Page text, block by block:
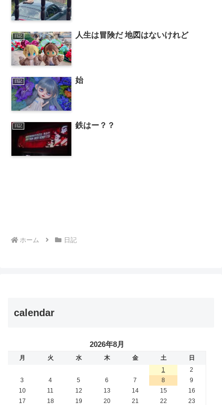
日記 人生は冒険だ 地図はないけれど
日記 始
日記 鉄はー？？
ホーム 日記
calendar
2026年8月
月 火 水 木 金 土
日
1
2
3
4 5 6 7 8
9
10
11 12 13 14 15
16
17
18 19 20 21 22
23